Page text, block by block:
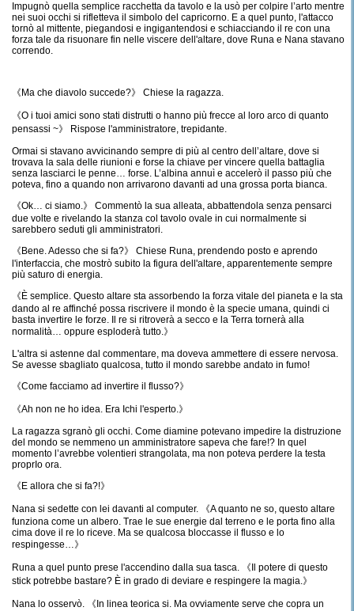
Impugnò quella semplice racchetta da tavolo e la usò per colpire l’arto mentre
nei suoi occhi si rifletteva il simbolo del capricorno. E a quel punto, l'attacco
tornò al mittente, piegandosi e ingigantendosi e schiacciando il re con una
forza tale da risuonare fin nelle viscere dell'altare, dove Runa e Nana stavano
correndo.
《Ma che diavolo succede?》 Chiese la ragazza.
《O i tuoi amici sono stati distrutti o hanno più frecce al loro arco di quanto
pensassi ~》 Rispose l'amministratore, trepidante.
Ormai si stavano avvicinando sempre di più al centro dell’altare, dove si
trovava la sala delle riunioni e forse la chiave per vincere quella battaglia
senza lasciarci le penne… forse. L’albina annuì e accelerò il passo più che
poteva, fino a quando non arrivarono davanti ad una grossa porta bianca.
《Ok… ci siamo.》 Commentò la sua alleata, abbattendola senza pensarci
due volte e rivelando la stanza col tavolo ovale in cui normalmente si
sarebbero seduti gli amministratori.
《Bene. Adesso che si fa?》 Chiese Runa, prendendo posto e aprendo
l'interfaccia, che mostrò subito la figura dell'altare, apparentemente sempre
più saturo di energia.
《È semplice. Questo altare sta assorbendo la forza vitale del pianeta e la sta
dando al re affinché possa riscrivere il mondo è la specie umana, quindi ci
basta invertire le forze. Il re si ritroverà a secco e la Terra tornerà alla
normalità… oppure esploderà tutto.》
L'altra si astenne dal commentare, ma doveva ammettere di essere nervosa.
Se avesse sbagliato qualcosa, tutto il mondo sarebbe andato in fumo!
《Come facciamo ad invertire il flusso?》
《Ah non ne ho idea. Era Ichi l'esperto.》
La ragazza sgranò gli occhi. Come diamine potevano impedire la distruzione
del mondo se nemmeno un amministratore sapeva che fare!? In quel
momento l’avrebbe volentieri strangolata, ma non poteva perdere la testa
proprIo ora.
《E allora che si fa?!》
Nana si sedette con lei davanti al computer. 《A quanto ne so, questo altare
funziona come un albero. Trae le sue energie dal terreno e le porta fino alla
cima dove il re lo riceve. Ma se qualcosa bloccasse il flusso e lo
respingesse…》
Runa a quel punto prese l'accendino dalla sua tasca. 《Il potere di questo
stick potrebbe bastare? È in grado di deviare e respingere la magia.》
Nana lo osservò. 《In linea teorica si. Ma ovviamente serve che copra un